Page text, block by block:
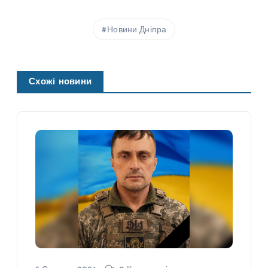
Новини Дніпра
Схожі новини